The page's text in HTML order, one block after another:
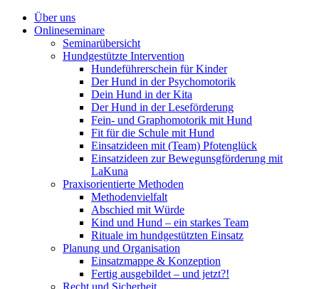
Über uns
Onlineseminare
Seminarübersicht
Hundgestützte Intervention
Hundeführerschein für Kinder
Der Hund in der Psychomotorik
Dein Hund in der Kita
Der Hund in der Leseförderung
Fein- und Graphomotorik mit Hund
Fit für die Schule mit Hund
Einsatzideen mit (Team) Pfotenglück
Einsatzideen zur Bewegunsgförderung mit
LaKuna
Praxisorientierte Methoden
Methodenvielfalt
Abschied mit Würde
Kind und Hund – ein starkes Team
Rituale im hundgestützten Einsatz
Planung und Organisation
Einsatzmappe & Konzeption
Fertig ausgebildet – und jetzt?!
Recht und Sicherheit